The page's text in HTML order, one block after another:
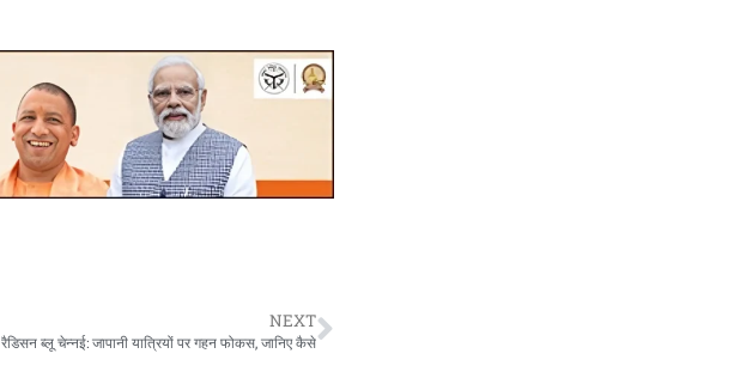
NEXT
रैडिसन ब्लू चेन्नई: जापानी यात्रियों पर गहन फोकस, जानिए कैसे